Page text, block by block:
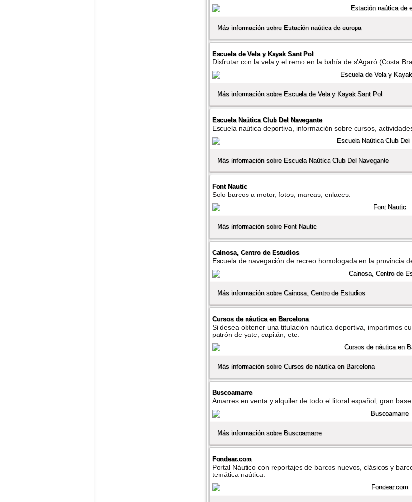
Más información sobre Estación naútica de europa
Escuela de Vela y Kayak Sant Pol
Disfrutar con la vela y el remo en la bahí­a de s'Agaró (Costa
Más información sobre Escuela de Vela y Kayak Sant Pol
Escuela Naútica Club Del Navegante
Escuela naútica deportiva, información sobre cursos,
Más información sobre Escuela Naútica Club Del Navegante
Font Nautic
Solo barcos a motor, fotos, marcas, enlaces.
Más información sobre Font Nautic
Cainosa, Centro de Estudios
Escuela de navegación de recreo homologada en la provincia
Más información sobre Cainosa, Centro de Estudios
Cursos de náutica en Barcelona
Si desea obtener una titulación náutica deportiva, impartimos
patrón de yate, capitán, etc.
Más información sobre Cursos de náutica en Barcelona
Buscoamarre
Amarres en venta y alquiler de todo el litoral español, gran
Más información sobre Buscoamarre
Fondear.com
Portal Náutico con reportajes de barcos nuevos, clásicos y
temática naútica.